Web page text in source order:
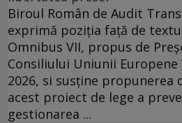
Biroul Român de Audit
exprimă poziția față de
Omnibus VII, propus de
Consiliului Uniunii
2026, si susține propunerea
acest proiect de lege a
gestionarea ...